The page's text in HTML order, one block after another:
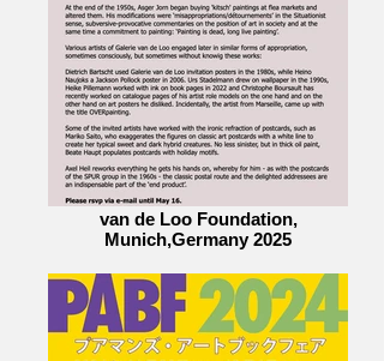
van de Loo Foundation,
Munich,Germany 2025